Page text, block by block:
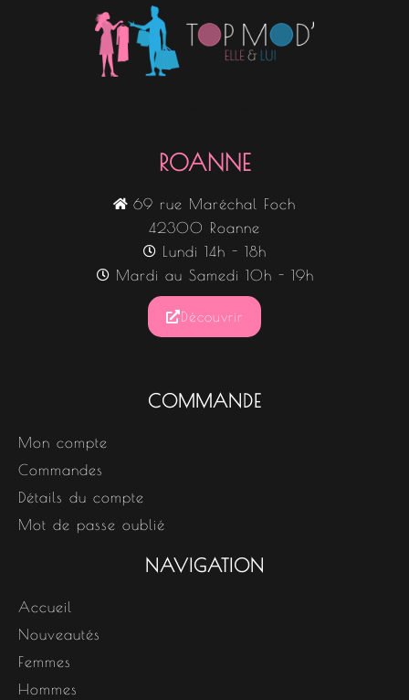
ROANNE
69 rue Maréchal Foch
42300 Roanne
Lundi 14h - 18h
Mardi au Samedi 10h - 19h
Découvrir
COMMANDE
Mon compte
Commandes
Détails du compte
Mot de passe oublié
NAVIGATION
Accueil
Nouveautés
Femmes
Hommes